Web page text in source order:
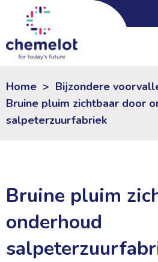
Home > Bijzondere
Bruine pluim zichtbaar door
salpeterzuurfabriek
Bruine pluim
onderhoud